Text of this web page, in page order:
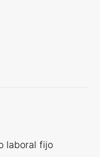
laboral fijo